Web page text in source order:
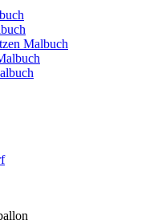
Malbuch